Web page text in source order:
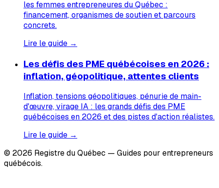
les femmes entrepreneures du Québec :
financement, organismes de soutien et parcours
concrets.
Lire le guide →
Les défis des PME québécoises en 2026 :
inflation, géopolitique, attentes clients
Inflation, tensions géopolitiques, pénurie de main-
d'œuvre, virage IA : les grands défis des PME
québécoises en 2026 et des pistes d'action réalistes.
Lire le guide →
© 2026 Registre du Québec — Guides pour entrepreneurs
québécois.